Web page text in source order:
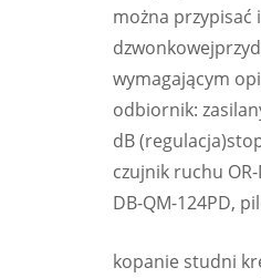
można
wymagającym
odbiornik:
dB
czujnik ruchu
DB-QM-124PD,
kopanie studni